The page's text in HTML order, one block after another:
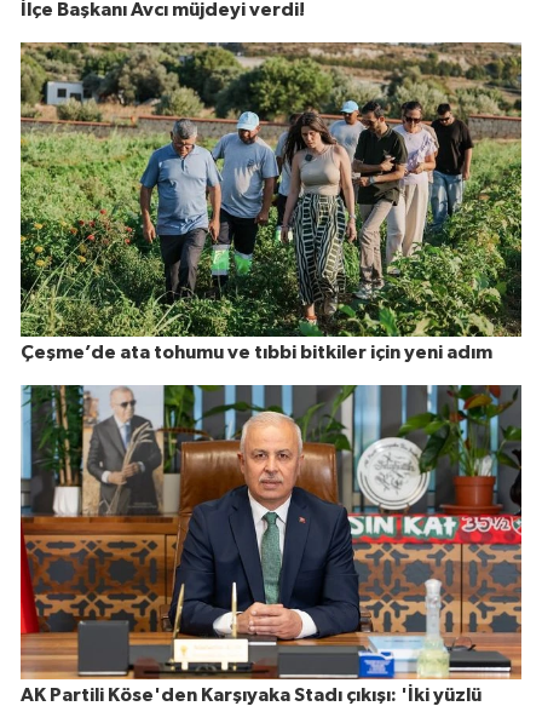
İlçe Başkanı Avcı müjdeyi verdi!
Çeşme’de ata tohumu ve tıbbi bitkiler için yeni adım
AK Partili Köse'den Karşıyaka Stadı çıkışı: 'İki yüzlü